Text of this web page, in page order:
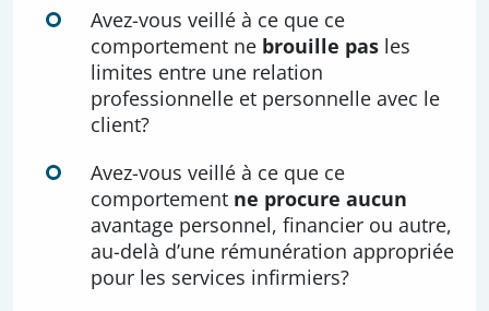
Avez-vous veillé à ce que ce
comportement ne brouille pas les
limites entre une relation
professionnelle et personnelle avec le
client?
Avez-vous veillé à ce que ce
comportement ne procure aucun
avantage personnel, financier ou autre,
au-delà d’une rémunération appropriée
pour les services infirmiers?